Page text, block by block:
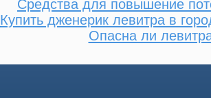
Средства для повышение
Купить дженерик левитра в
Опасна ли